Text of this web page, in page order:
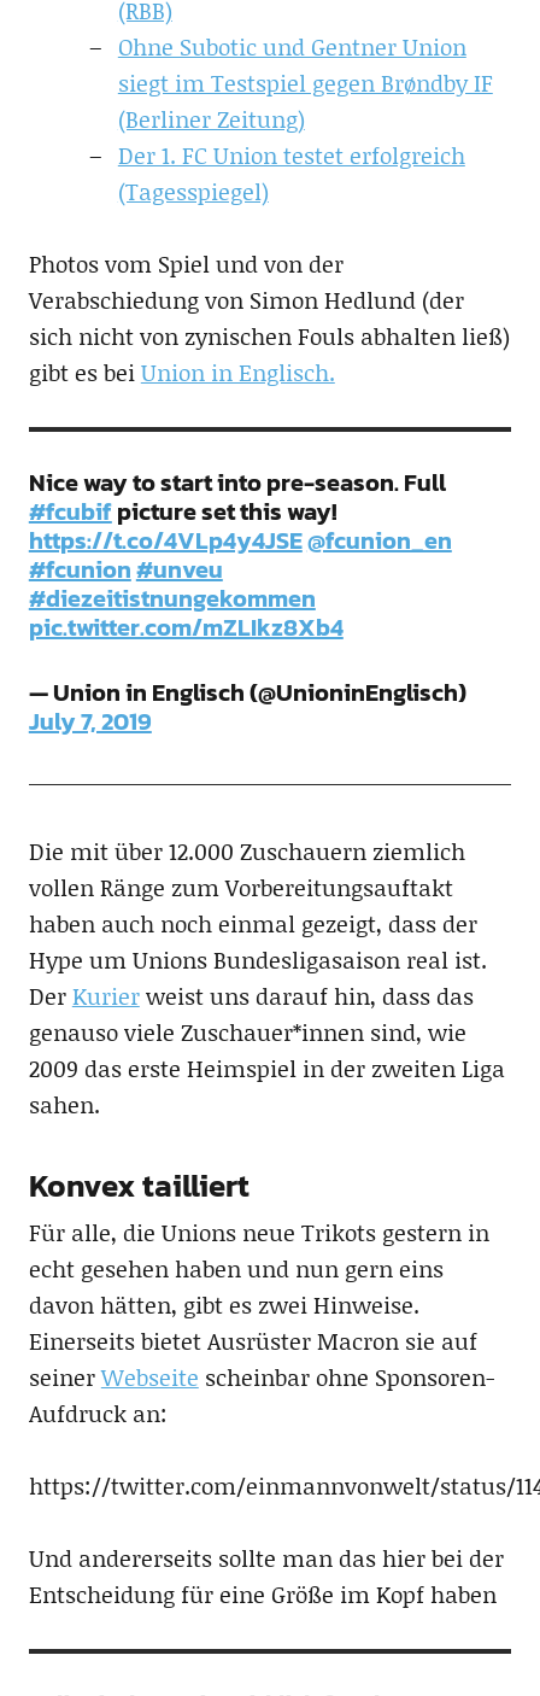
(RBB)
Ohne Subotic und Gentner Union
siegt im Testspiel gegen Brøndby IF
(Berliner Zeitung)
Der 1. FC Union testet erfolgreich
(Tagesspiegel)
Photos vom Spiel und von der
Verabschiedung von Simon Hedlund (der
sich nicht von zynischen Fouls abhalten ließ)
gibt es beiUnion in Englisch.
Nice way to start into pre-season. Full
#fcubifpicture set this way!
https://t.co/4VLp4y4JSE@fcunion_en
#fcunion#unveu
#diezeitistnungekommen
pic.twitter.com/mZLIkz8Xb4
— Union in Englisch (@UnioninEnglisch)
July 7, 2019
Die mit über 12.000 Zuschauern ziemlich
vollen Ränge zum Vorbereitungsauftakt
haben auch noch einmal gezeigt, dass der
Hype um Unions Bundesligasaison real ist.
DerKurierweist uns darauf hin, dass das
genauso viele Zuschauer*innen sind, wie
2009 das erste Heimspiel in der zweiten Liga
sahen.
Konvex tailliert
Für alle, die Unions neue Trikots gestern in
echt gesehen haben und nun gern eins
davon hätten, gibt es zwei Hinweise.
Einerseits bietet Ausrüster Macron sie auf
seinerWebseite scheinbar ohne Sponsoren-
Aufdruck an:
https://twitter.com/einmannvonwelt/status/
Und andererseits sollte man das hier bei der
Entscheidung für eine Größe im Kopf haben